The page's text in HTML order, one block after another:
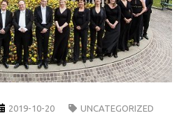
2019-10-20 UNCATEGORIZED